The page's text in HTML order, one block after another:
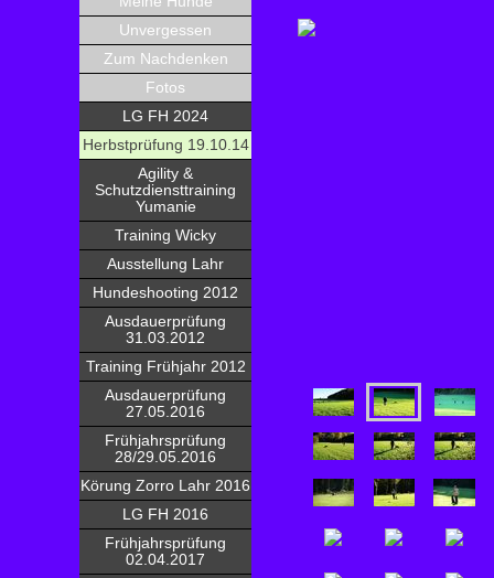
Unvergessen
Zum Nachdenken
Fotos
LG FH 2024
Herbstprüfung 19.10.14
Agility &
Schutzdiensttraining
Yumanie
Training Wicky
Ausstellung Lahr
Hundeshooting 2012
Ausdauerprüfung
31.03.2012
Training Frühjahr 2012
Ausdauerprüfung
27.05.2016
Frühjahrsprüfung
28/29.05.2016
Körung Zorro Lahr 2016
LG FH 2016
Frühjahrsprüfung
02.04.2017